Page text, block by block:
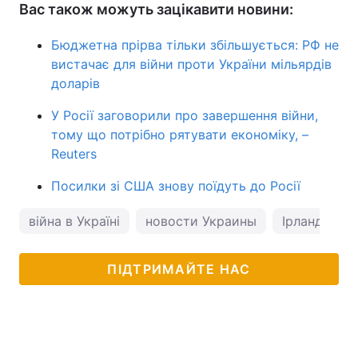
Вас також можуть зацікавити новини:
Бюджетна прірва тільки збільшується: РФ не
вистачає для війни проти України мільярдів
доларів
У Росії заговорили про завершення війни,
тому що потрібно рятувати економіку, –
Reuters
Посилки зі США знову поїдуть до Росії
війна в Україні новости Украины Ірландія
ПІДТРИМАЙТЕ НАС